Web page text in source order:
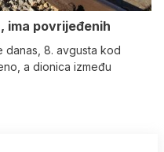
ima povrijeđenih
danas, 8. avgusta kod
a dionica između